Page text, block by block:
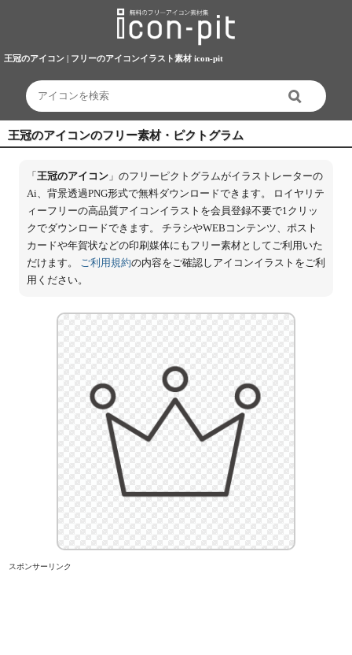
王冠のアイコン | フリーのアイコンイラスト素材 icon-pit
王冠のアイコンのフリー素材・ピクトグラム
「 王冠のアイコン」のフリーピクトグラムがイラストレーターの
Ai、背景透過PNG形式で無料ダウンロードできます。 ロイヤリテ
ィーフリーの高品質アイコンイラストを会員登録不要で1クリッ
クでダウンロードできます。 チラシやWEBコンテンツ、ポスト
カードや年賀状などの印刷媒体にもフリー素材としてご利用いた
だけます。 ご利用規約の内容をご確認しアイコンイラストをご利
用ください。
スポンサーリンク